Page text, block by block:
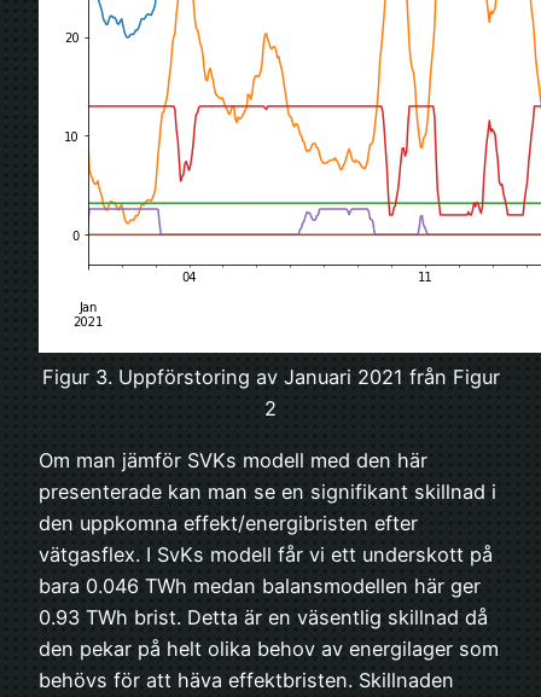
Figur 3. Uppförstoring av Januari 2021 från Figur
2
Om man jämför SVKs modell med den här
presenterade kan man se en signifikant skillnad i
den uppkomna effekt/energibristen efter
vätgasflex. I SvKs modell får vi ett underskott på
bara 0.046 TWh medan balansmodellen här ger
0.93 TWh brist. Detta är en väsentlig skillnad då
den pekar på helt olika behov av energilager som
behövs för att häva effektbristen. Skillnaden